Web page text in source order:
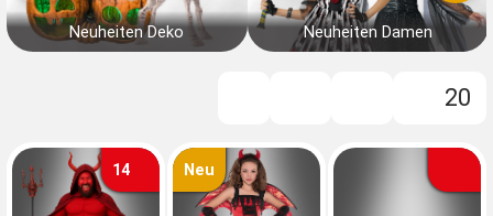
Neuheiten Deko Neuheiten Damen
20
14 Neu